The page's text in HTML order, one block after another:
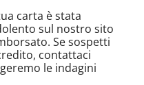
carta è stata
sul nostro sito
Se sospetti
contattaci
le indagini